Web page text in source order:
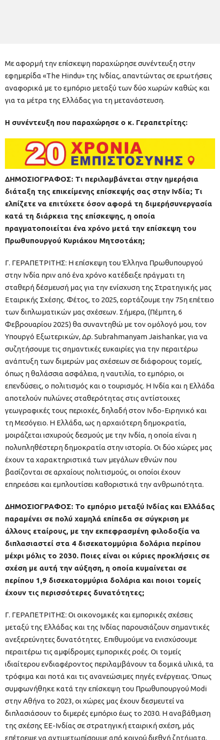
Με αφορμή την επίσκεψη παραχώρησε συνέντευξη στην
εφημερίδα «The Hindu» της Ινδίας, απαντώντας σε ερωτήσεις
αναφορικά με το εμπόριο μεταξύ των δύο χωρών καθώς και
για τα μέτρα της Ελλάδας για τη μετανάστευση.
Η συνέντευξη που παραχώρησε ο κ. Γεραπετρίτης:
ΔΗΜΟΣΙΟΓΡΑΦΟΣ: Τι περιλαμβάνεται στην ημερήσια
διάταξη της επικείμενης επίσκεψής σας στην Ινδία; Τι
ελπίζετε να επιτύχετε όσον αφορά τη διμερήσυνεργασία
κατά τη διάρκεια της επίσκεψης, η οποία
πραγματοποιείται ένα χρόνο μετά την επίσκεψη του
Πρωθυπουργού Κυριάκου Μητσοτάκη;
Γ. ΓΕΡΑΠΕΤΡΙΤΗΣ: Η επίσκεψη του Έλληνα Πρωθυπουργού
στην Ινδία πριν από ένα χρόνο κατέδειξε πράγματι τη
σταθερή δέσμευσή μας για την ενίσχυση της Στρατηγικής μας
Εταιρικής Σχέσης. Φέτος, το 2025, εορτάζουμε την 75η επέτειο
των διπλωματικών μας σχέσεων. Σήμερα, (Πέμπτη, 6
Φεβρουαρίου 2025) θα συναντηθώ με τον ομόλογό μου, τον
Υπουργό Εξωτερικών, Δρ. Subrahmanyam Jaishankar, για να
συζητήσουμε τις σημαντικές ευκαιρίες για την περαιτέρω
ανάπτυξη των διμερών μας σχέσεων σε διάφορους τομείς,
όπως η θαλάσσια ασφάλεια, η ναυτιλία, το εμπόριο, οι
επενδύσεις, ο πολιτισμός και ο τουρισμός. Η Ινδία και η Ελλάδα
αποτελούν πυλώνες σταθερότητας στις αντίστοιχες
γεωγραφικές τους περιοχές, δηλαδή στον Ινδο-Ειρηνικό και
τη Μεσόγειο. Η Ελλάδα, ως η αρχαιότερη δημοκρατία,
μοιράζεται ισχυρούς δεσμούς με την Ινδία, η οποία είναι η
πολυπληθέστερη δημοκρατία στην ιστορία. Οι δύο χώρες μας
έχουν τα χαρακτηριστικά των μεγάλων εθνών που
βασίζονται σε αρχαίους πολιτισμούς, οι οποίοι έχουν
επηρεάσει και εμπλουτίσει καθοριστικά την ανθρωπότητα.
ΔΗΜΟΣΙΟΓΡΑΦΟΣ: Το εμπόριο μεταξύ Ινδίας και Ελλάδας
παραμένει σε πολύ χαμηλά επίπεδα σε σύγκριση με
άλλους εταίρους, με την εκπεφρασμένη φιλοδοξία να
διπλασιαστεί στα 4 δισεκατομμύρια δολάρια περίπου
μέχρι μόλις το 2030. Ποιες είναι οι κύριες προκλήσεις σε
σχέση με αυτή την αύξηση, η οποία κυμαίνεται σε
περίπου 1,9 δισεκατομμύρια δολάρια και ποιοι τομείς
έχουν τις περισσότερες δυνατότητες;
Γ. ΓΕΡΑΠΕΤΡΙΤΗΣ: Οι οικονομικές και εμπορικές σχέσεις
μεταξύ της Ελλάδας και της Ινδίας παρουσιάζουν σημαντικές
ανεξερεύνητες δυνατότητες. Επιθυμούμε να ενισχύσουμε
περαιτέρω τις αμφίδρομες εμπορικές ροές. Οι τομείς
ιδιαίτερου ενδιαφέροντος περιλαμβάνουν τα δομικά υλικά, τα
τρόφιμα και ποτά και τις ανανεώσιμες πηγές ενέργειας. Όπως
συμφωνήθηκε κατά την επίσκεψη του Πρωθυπουργού Modi
στην Αθήνα το 2023, οι χώρες μας έχουν δεσμευτεί να
διπλασιάσουν το διμερές εμπόριο έως το 2030. Η αναβάθμιση
της σχέσης ΕΕ-Ινδίας σε στρατηγική εταιρική σχέση, μάς
επέτρεψε να αντιμετωπίσουμε από κοινού διεθνή ζητήματα.